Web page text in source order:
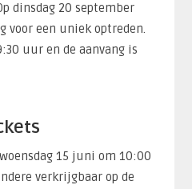
dinsdag 20 september
voor een uniek optreden.
uur en de aanvang is
15 juni om 10:00
verkrijgbaar op de